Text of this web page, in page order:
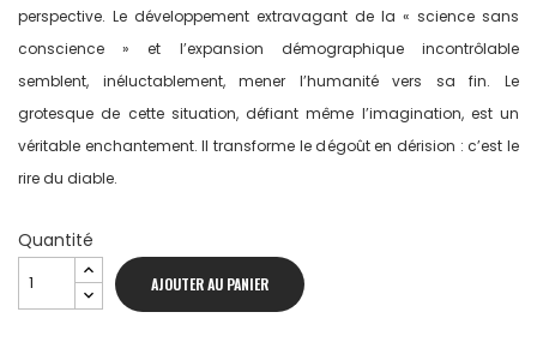
perspective. Le développement extravagant de la « science sans
conscience » et l’expansion démographique incontrôlable
semblent, inéluctablement, mener l’humanité vers sa fin. Le
grotesque de cette situation, défiant même l’imagination, est un
véritable enchantement. Il transforme le dégoût en dérision : c’est le
rire du diable.
Quantité
AJOUTER AU PANIER